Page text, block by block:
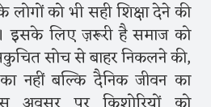
को भी सही शिक्षा देने की
इसके लिए ज़रूरी है समाज को
सोच से बाहर निकलने की,
नहीं बल्कि दैनिक जीवन का